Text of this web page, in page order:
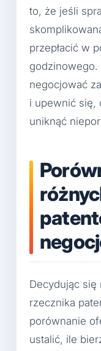
to, że jeśli
przepłacić w
godzinowego.
negocjować
i upewnić się,
uniknąć
Decydując się
rzecznika
porównanie
ustalić, ile